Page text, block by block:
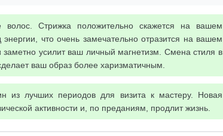
Стрижка положительно скажется на вашем
что очень замечательно отразится на вашем
усилит ваш личный магнетизм. Смена стиля в
ваш образ более харизматичным.
из лучших периодов для визита к мастеру. Новая
активности и, по преданиям, продлит жизнь.